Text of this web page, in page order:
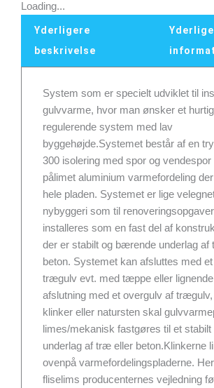
+vendespor
alu.
varmefordeling
Loading...
Yderligere
beskrivelse
System som er specielt udviklet til
gulvvarme, hvor man ønsker et
regulerende system med lav
byggehøjde.Systemet består af en
300 isolering med spor og
pålimet aluminium varmefordeling
hele pladen. Systemet er lige
nybyggeri som til
installeres som en fast del af
der er stabilt og bærende underlag af
beton. Systemet kan afsluttes med
trægulv evt. med tæppe eller lignende
afslutning med et overgulv af trægulv,
klinker eller natursten skal
limes/mekanisk fastgøres til et
underlag af træ eller beton.Klinkerne
ovenpå varmefordelingspladerne.
fliselims producenternes vejledning